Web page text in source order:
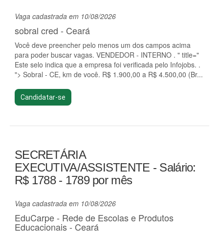
Vaga cadastrada em 10/08/2026
sobral cred - Ceará
Você deve preencher pelo menos um dos campos acima
para poder buscar vagas. VENDEDOR - INTERNO . " title="
Este selo indica que a empresa foi verificada pelo Infojobs. .
"> Sobral - CE, km de você. R$ 1.900,00 a R$ 4.500,00 (Br...
Candidatar-se
SECRETÁRIA
EXECUTIVA/ASSISTENTE - Salário:
R$ 1788 - 1789 por mês
Vaga cadastrada em 10/08/2026
EduCarpe - Rede de Escolas e Produtos
Educacionais - Ceará